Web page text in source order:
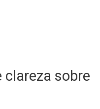
clareza sobre